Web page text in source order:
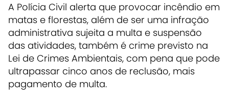
A Polícia Civil alerta que provocar incêndio em
matas e florestas, além de ser uma infração
administrativa sujeita a multa e suspensão
das atividades, também é crime previsto na
Lei de Crimes Ambientais, com pena que pode
ultrapassar cinco anos de reclusão, mais
pagamento de multa.